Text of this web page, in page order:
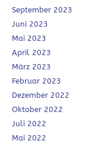
September 2023
Juni 2023
Mai 2023
April 2023
März 2023
Februar 2023
Dezember 2022
Oktober 2022
Juli 2022
Mai 2022